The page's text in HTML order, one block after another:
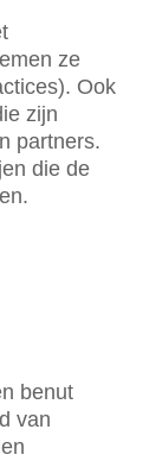
ze
Ook
zijn
partners.
die de
benut
van